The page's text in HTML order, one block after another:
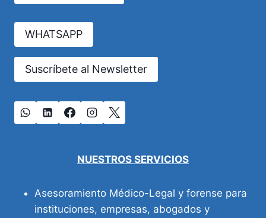
MÉDICA
CIE-
WHATSAPP
Suscríbete al Newsletter
NUESTROS SERVICIOS
Asesoramiento Médico-Legal y forense para
instituciones, empresas, abogados y